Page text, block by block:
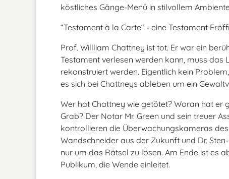
köstliches Gänge-Menü in stilvollem
“Testament à la Carte“ - eine Testament
Prof. Willliam Chattney ist tot. Er war ein
Testament verlesen werden kann, muss
rekonstruiert werden. Eigentlich kein
es sich bei Chattneys ableben um ein
Wer hat Chattney wie getötet? Woran hat er
Grab? Der Notar Mr. Green und sein treuer
kontrollieren die Überwachungskameras
Wandschneider aus der Zukunft und Dr.
nur um das Rätsel zu lösen. Am Ende ist es
Publikum, die Wende einleitet.